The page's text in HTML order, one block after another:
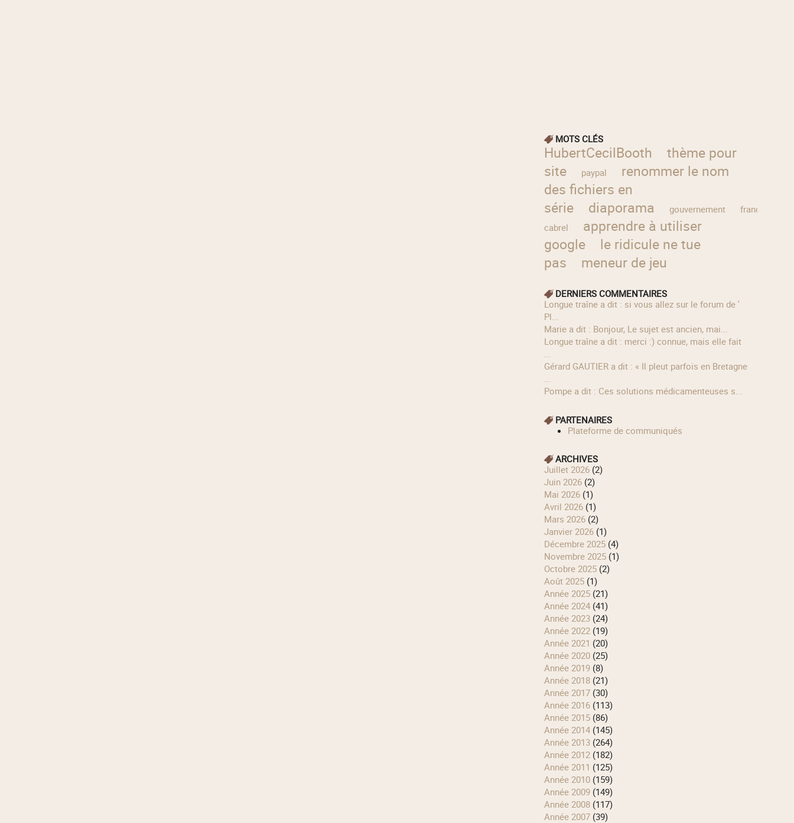
MOTS CLÉS
HubertCecilBooth
thème pour
site
paypal
renommer le nom
des fichiers en
série
diaporama gouvernement
francis
cabrel
apprendre à utiliser
google
le ridicule ne tue
pas
meneur de jeu
DERNIERS COMMENTAIRES
longue traîne a dit : si vous allez sur le forum de '
Pl...
Marie a dit : Bonjour, Le sujet est ancien, mai...
longue traîne a dit : merci :) connue, mais elle fait
...
Gérard GAUTIER a dit : « Il pleut parfois en Bretagne
...
Pompe a dit : Ces solutions médicamenteuses s...
PARTENAIRES
Plateforme de communiqués
ARCHIVES
juillet 2026(2)
juin 2026(2)
mai 2026(1)
avril 2026(1)
mars 2026(2)
janvier 2026(1)
décembre 2025(4)
novembre 2025(1)
octobre 2025(2)
août 2025(1)
année 2025(21)
année 2024(41)
année 2023(24)
année 2022(19)
année 2021 (20)
année 2020(25)
année 2019(8)
année 2018(21)
année 2017(30)
année 2016(113)
année 2015(86)
année 2014(145)
année 2013(264)
année 2012(182)
année 2011 (125)
année 2010(159)
année 2009(149)
année 2008(117)
année 2007(39)